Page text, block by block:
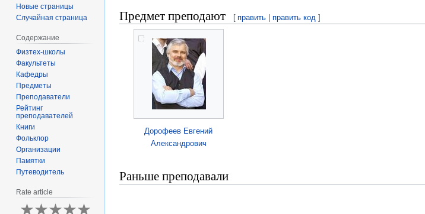
навигации
поиску
Предмет преподают [ править |править код ]
Дорофеев Евгений
Александрович
Раньше преподавали
Новые страницы
Случайная страница
Содержание
Физтех-школы
Факультеты
Кафедры
Предметы
Преподаватели
Рейтинг
преподавателей
Книги
Фольклор
Организации
Памятки
Путеводитель
Rate article